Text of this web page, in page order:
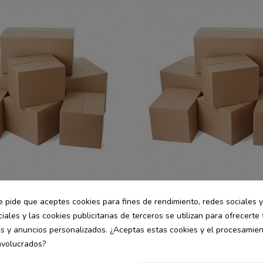
embalaje 1 canal
desde
1.07 €
Personalizables
Caja cartón embalaje 1
35x30x20 cm
pide que aceptes cookies para fines de rendimiento, redes sociales
y las cookies publicitarias de terceros se utilizan para ofrecerte
y anuncios personalizados. ¿Aceptas estas cookies y el